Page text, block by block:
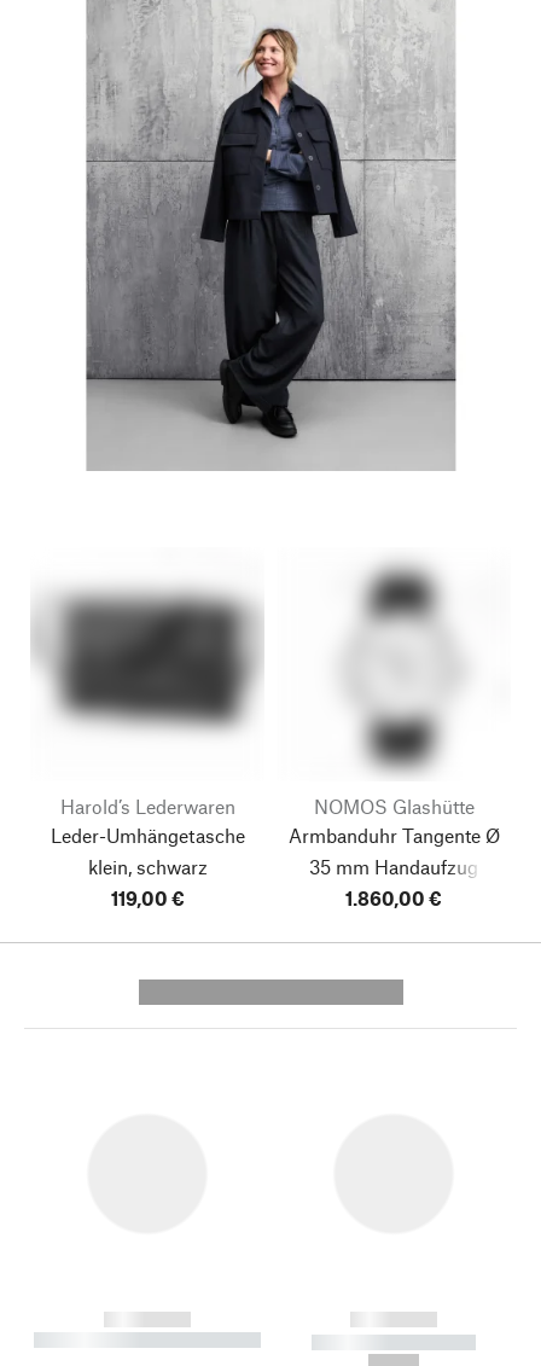
Harold’s Lederwaren
Leder-Umhängetasche
klein, schwarz
119,00 €
NOMOS Glashütte
Armbanduhr Tangente Ø
35 mm Handaufzug
1.860,00 €
------------
----------- ----------- --------
------------
----------- -----------